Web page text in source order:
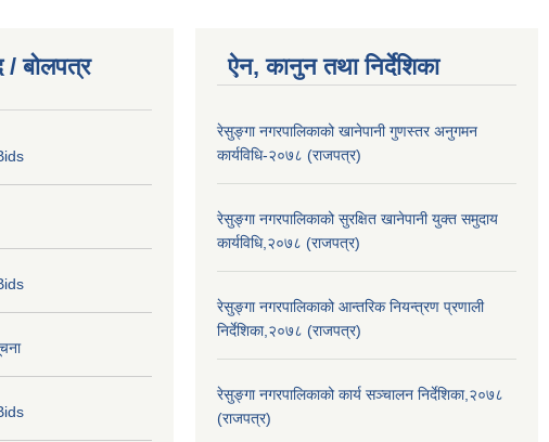
/ बोलपत्र
ऐन, कानुन तथा निर्देशिका
रेसुङ्गा नगरपालिकाको खानेपानी गुणस्तर अनुगमन
कार्यविधि-२०७८ (राजपत्र)
रेसुङ्गा नगरपालिकाको सुरक्षित खानेपानी युक्त समुदाय
कार्यविधि,२०७८ (राजपत्र)
रेसुङ्गा नगरपालिकाको आन्तरिक नियन्त्रण प्रणाली
निर्देशिका,२०७८ (राजपत्र)
रेसुङ्गा नगरपालिकाको कार्य सञ्चालन निर्देशिका,२०७८
(राजपत्र)